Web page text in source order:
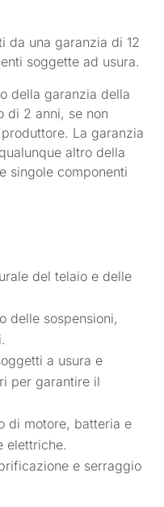
da una garanzia di 12
soggette ad usura.
della garanzia della
di 2 anni, se non
La garanzia
altro della
singole componenti
del telaio e delle
delle sospensioni,
a usura e
per garantire il
di motore, batteria e
elettriche.
e serraggio